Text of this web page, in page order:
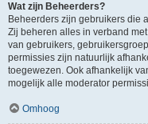
Wat zijn Beheerders?
Beheerders zijn gebruikers die
Zij beheren alles in verband
van gebruikers,
permissies zijn natuurlijk
toegewezen. Ook afhankelijk
mogelijk alle moderator
Omhoog